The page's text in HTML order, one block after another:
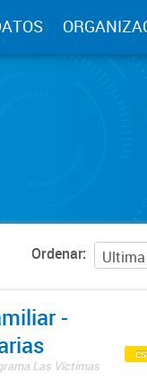
Ordenar
-
Las Víctimas